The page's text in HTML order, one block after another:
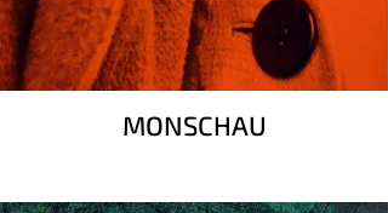
MONSCHAU